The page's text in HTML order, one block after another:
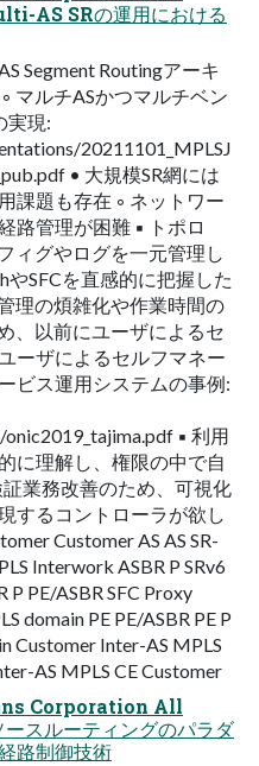
AS SRの運⽤における
Segment Routingアーキ
マルチASかつマルチベン
実現:
20211101_MPLSJ
• ⼤規模SR網には
課題も存在 ◦ ネットワー
路管理が困難 ▪ トポロ
ィグやログを⼀元管理し
SFCを直感的に把握した
理の煩雑化や作業時間の
、以前にユーザによるセ
ーザによるセルフマネー
ビス運⽤システムの事例:
▪ 利⽤
に理解し、権限の中で⾃
業務改善のため、可視化
するコントローラが欲し
Customer AS AS SR-
Interwork ASBR P SRv6
P PE/ASBR SFC Proxy
domain PE PE/ASBR PE P
Customer Inter-AS MPLS
AS MPLS CE Customer
Corporation All
スルーティングのパラダ
路制御技術